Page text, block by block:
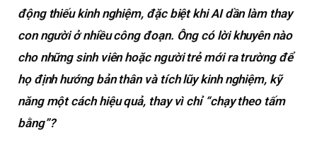
động thiếu kinh nghiệm, đặc biệt khi AI dần làm thay
con người ở nhiều công đoạn. Ông có lời khuyên nào
cho những sinh viên hoặc người trẻ mới ra trường để
họ định hướng bản thân và tích lũy kinh nghiệm, kỹ
năng một cách hiệu quả, thay vì chỉ “chạy theo tấm
bằng”?